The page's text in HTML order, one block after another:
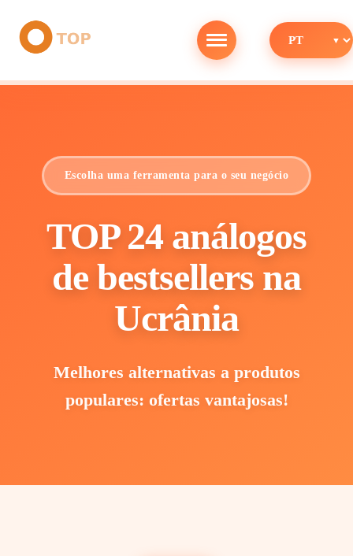
Escolha uma ferramenta para o seu negócio
TOP 24 análogos
de bestsellers na
Ucrânia
Melhores alternativas a produtos
populares: ofertas vantajosas!